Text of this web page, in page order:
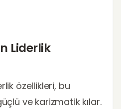
Liderlik
özellikleri, bu
ve karizmatik kılar.